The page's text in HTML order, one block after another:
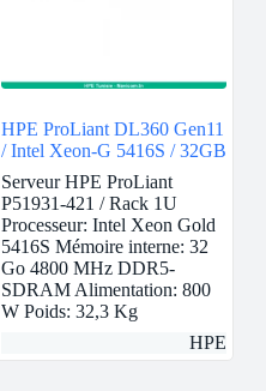
HPE ProLiant DL360 Gen11
/ Intel Xeon-G 5416S / 32GB
Serveur HPE ProLiant
P51931-421 / Rack 1U
Processeur: Intel Xeon Gold
5416S Mémoire interne: 32
Go 4800 MHz DDR5-
SDRAM Alimentation: 800
W Poids: 32,3 Kg
HPE